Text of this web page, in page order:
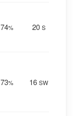
74% 20 S
73% 16 SW